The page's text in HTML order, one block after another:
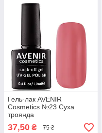
Гель-лак AVENIR
Cosmetics №23 Суха
троянда
37,50 ₴ 75 ₴